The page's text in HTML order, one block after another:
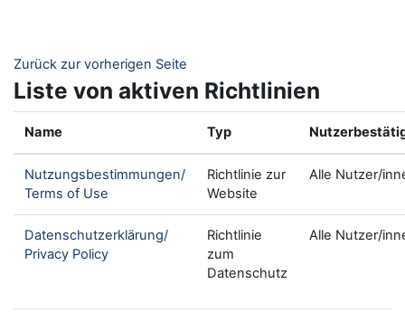
Zurück zur vorherigen Seite
Liste von aktiven Richtlinien
Name Typ
Nutzungsbestimmungen/
Terms of Use
Richtlinie zur
Website
Alle Nutzer/
Datenschutzerklärung/
Privacy Policy
Richtlinie
zum
Datenschutz
Alle Nutzer/